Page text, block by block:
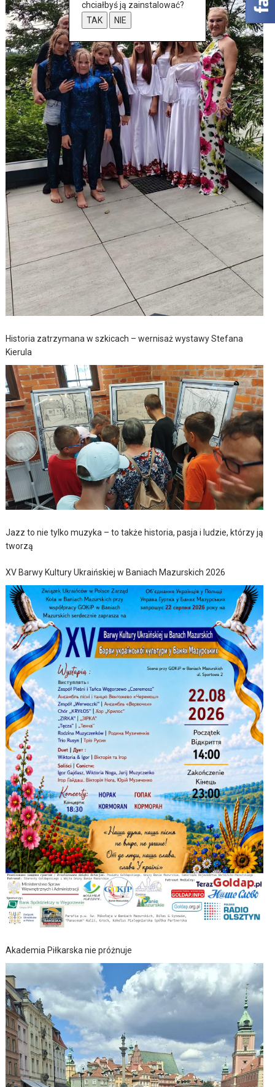
Historia zatrzymana w szkicach – wernisaż wystawy Stefana
Kierula
Jazz to nie tylko muzyka – to także historia, pasja i ludzie, którzy ją
tworzą
XV Barwy Kultury Ukraińskiej w Baniach Mazurskich 2026
Akademia Piłkarska nie próżnuje
chciałbyś ją zainstalować?
TAK
NIE